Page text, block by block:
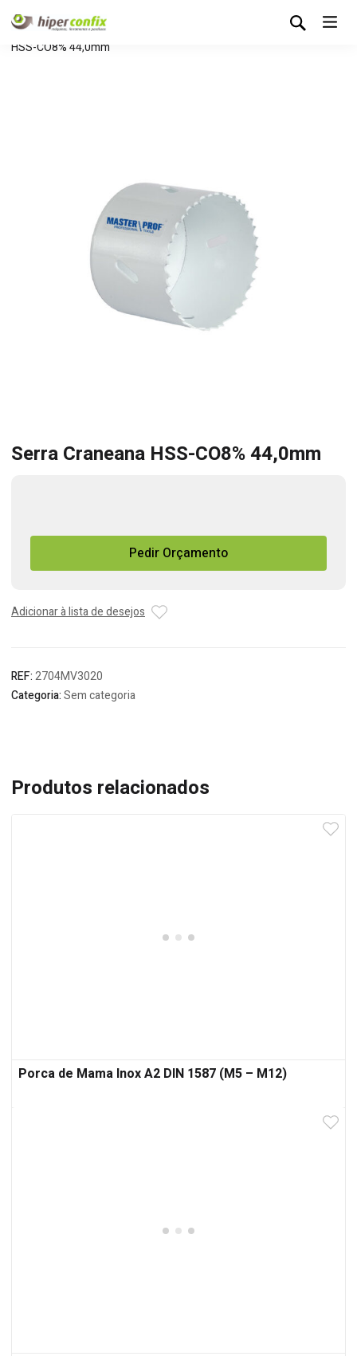
Início Loja Hipertintas
Serra Craneana
HSS-CO8% 44,0mm
Serra Craneana HSS-CO8% 44,0mm
Serra
HSS-
44,0mm
Pedir Orçamento
Adicionar à lista de desejos
REF:2704MV3020
Categoria:Sem categoria
Produtos relacionados
Porca de Mama Inox A2 DIN 1587 (M5 – M12)